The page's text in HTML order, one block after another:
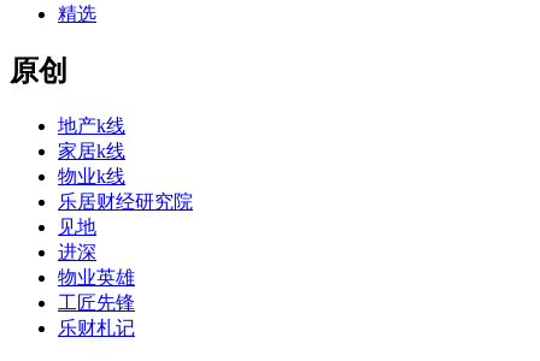
精选
原创
地产k线
家居k线
物业k线
乐居财经研究院
见地
进深
物业英雄
工匠先锋
乐财札记